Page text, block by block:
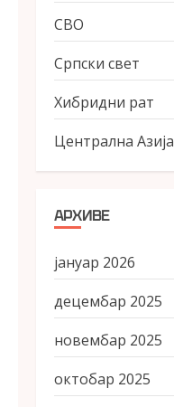
СВО
Српски свет
Хибридни рат
Централна Азија
АРХИВЕ
јануар 2026
децембар 2025
новембар 2025
октобар 2025